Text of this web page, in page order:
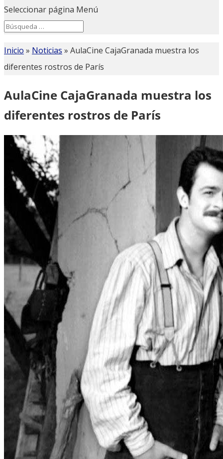
Seleccionar página Menú
Search
for...
Inicio » Noticias » AulaCine CajaGranada muestra los
diferentes rostros de París
AulaCine CajaGranada muestra los
diferentes rostros de París